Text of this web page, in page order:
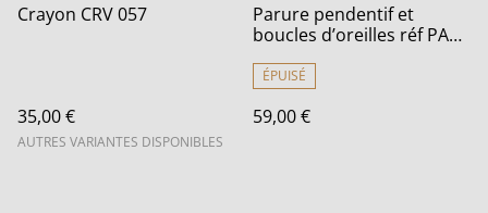
Crayon CRV 057
35,00 €
AUTRES VARIANTES DISPONIBLES
Parure pendentif et
boucles d’oreilles réf PA
ÉPUISÉ
59,00 €